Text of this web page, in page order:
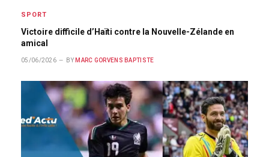
SPORT
Victoire difficile d’Haïti contre la Nouvelle-Zélande en
amical
05/06/2026 BY MARC GORVENS BAPTISTE